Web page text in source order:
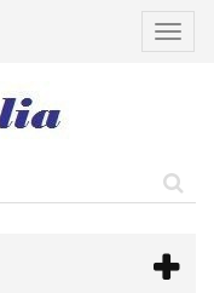
Toggle